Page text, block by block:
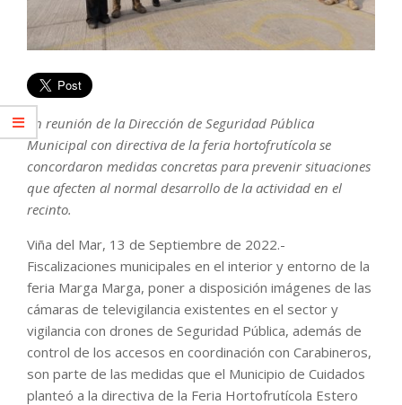
En reunión de la Dirección de Seguridad Pública
Municipal con directiva de la feria hortofrutícola se
concordaron medidas concretas para prevenir situaciones
que afecten al normal desarrollo de la actividad en el
recinto.
Viña del Mar, 13 de Septiembre de 2022.-
Fiscalizaciones municipales en el interior y entorno de la
feria Marga Marga, poner a disposición imágenes de las
cámaras de televigilancia existentes en el sector y
vigilancia con drones de Seguridad Pública, además de
control de los accesos en coordinación con Carabineros,
son parte de las medidas que el Municipio de Cuidados
planteó a la directiva de la Feria Hortofrutícola Estero